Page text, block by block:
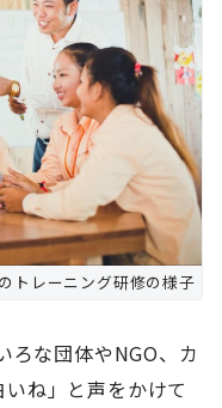
トレーニング研修の様子
ろな団体やNGO、カ
ね」と声をかけて